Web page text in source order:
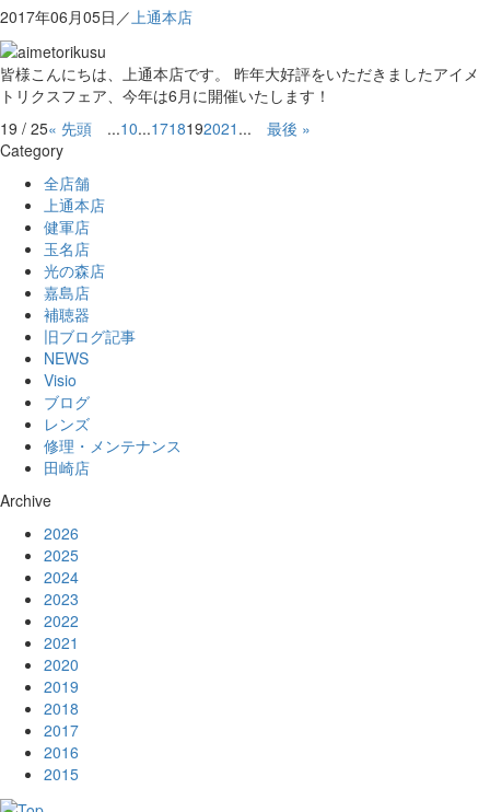
2017年06月05日／ 上通本店
皆様こんにちは、上通本店です。 昨年大好評をいただきましたアイメ
トリクスフェア、今年は6月に開催いたします！
19 / 25« 先頭 ...10...1718192021 ...
最後 »
Category
全店舗
上通本店
健軍店
玉名店
光の森店
嘉島店
補聴器
旧ブログ記事
NEWS
Visio
ブログ
レンズ
修理・メンテナンス
田崎店
Archive
2026
2025
2024
2023
2022
2021
2020
2019
2018
2017
2016
2015